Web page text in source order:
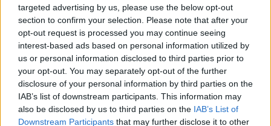
targeted advertising by us, please use the below opt-out
section to confirm your selection. Please note that after your
opt-out request is processed you may continue seeing
interest-based ads based on personal information utilized by
us or personal information disclosed to third parties prior to
your opt-out. You may separately opt-out of the further
disclosure of your personal information by third parties on the
IAB’s list of downstream participants. This information may
also be disclosed by us to third parties on the IAB’s List of
Downstream Participants that may further disclose it to other
VAGY